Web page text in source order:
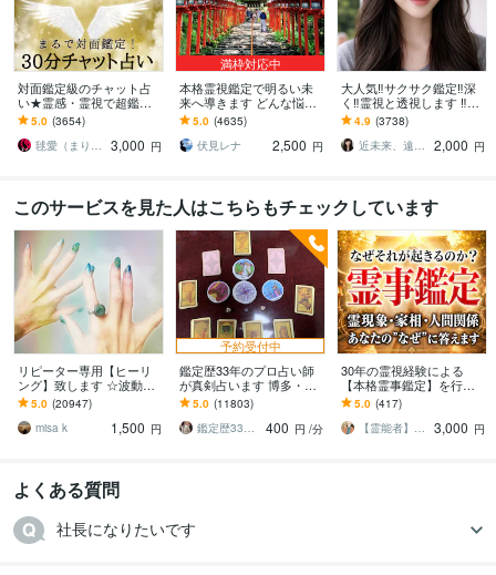
対面鑑定級のチャット占
い★霊感・霊視で超鑑定
します 占いし放題の30
分！どんなことでも全て
を見通す霊感霊視で解決
5.0 (3654)
毬愛（まりあ）
3,000 円
満枠対応中
本格霊視鑑定で明るい未
来へ導きます どんな悩み
も真の解決へ導く、寄り
添った霊視鑑定。
5.0 (4635)
伏見レナ
2,500 円
大人気‼️サクサク鑑定‼️深
く‼️霊視と透視します ‼️恋
愛、複雑な恋愛、仕事、
人間関係、人生相談/深層
霊視
4.9 (3738)
近未来、遠未来を霊透視！！占い師 紗理奈
2,000 円
このサービスを見た人はこちらもチェックしています
リピーター専用【ヒーリ
ング】致します ☆波動を
上げ、流れを良くします
☆
5.0 (20947)
misa k
1,500 円
予約受付中
鑑定歴33年のプロ占い師
が真剣占います 博多・廓
屋の純血統占い祈願師
雷鳥
5.0 (11803)
鑑定歴33年のプロ占い師 雷鳥
400 円 /分
30年の霊視経験による
【本格霊事鑑定】を行い
ます 霊現象・家相・家
系・先祖・土地・人間関
係・悪縁・因縁・厄払い
5.0 (417)
【霊能者】天晴
3,000 円
よくある質問
社長になりたいです